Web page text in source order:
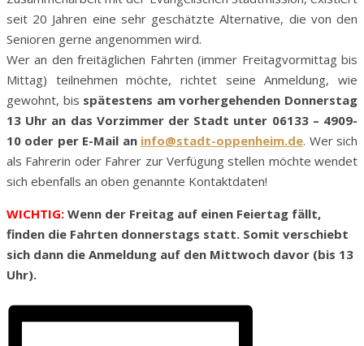
seit 20 Jahren eine sehr geschätzte Alternative, die von den
Senioren gerne angenommen wird.
Wer an den freitäglichen Fahrten (immer Freitagvormittag bis
Mittag) teilnehmen möchte, richtet seine Anmeldung, wie
gewohnt, bis spätestens am vorhergehenden Donnerstag
13 Uhr an das Vorzimmer der Stadt unter 06133 – 4909-
10 oder per E-Mail an info@stadt-oppenheim.de. Wer sich
als Fahrerin oder Fahrer zur Verfügung stellen möchte wendet
sich ebenfalls an oben genannte Kontaktdaten!
WICHTIG: Wenn der Freitag auf einen Feiertag fällt,
finden die Fahrten donnerstags statt. Somit verschiebt
sich dann die Anmeldung auf den Mittwoch davor (bis 13
Uhr).